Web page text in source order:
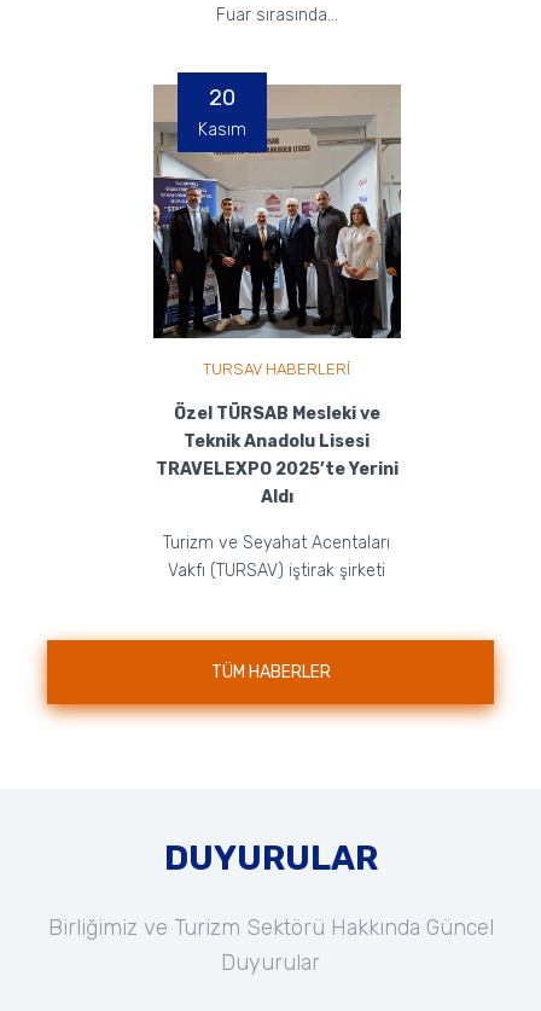
Fuar sırasında...
TURSAV HABERLERİ
Özel TÜRSAB Mesleki ve
Teknik Anadolu Lisesi
TRAVELEXPO 2025’te Yerini
Aldı
Turizm ve Seyahat Acentaları
Vakfı (TURSAV) iştirak şirketi
20
Kasım
TÜM HABERLER
DUYURULAR
Birliğimiz ve Turizm Sektörü Hakkında Güncel
Duyurular